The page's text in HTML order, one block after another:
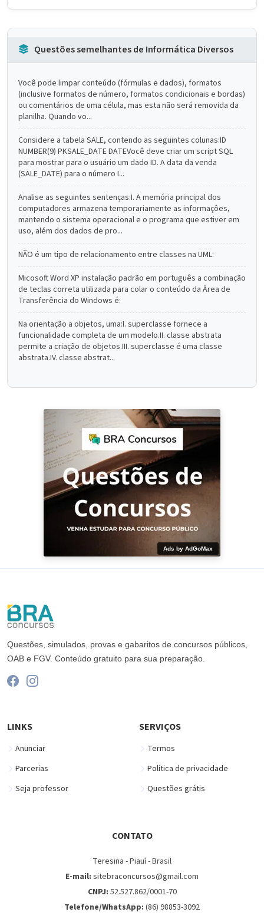
Questões semelhantes de Informática Diversos
Você pode limpar conteúdo (fórmulas e dados), formatos
(inclusive formatos de número, formatos condicionais e bordas)
ou comentários de uma célula, mas esta não será removida da
planilha. Quando vo...
Considere a tabela SALE, contendo as seguintes colunas:ID
NUMBER(9) PKSALE_DATE DATEVocê deve criar um script SQL
para mostrar para o usuário um dado ID. A data da venda
(SALE_DATE) para o número I...
Analise as seguintes sentenças:I. A memória principal dos
computadores armazena temporariamente as informaçôes,
mantendo o sistema operacional e o programa que estiver em
uso, além dos dados de pro...
NÃO é um tipo de relacionamento entre classes na UML:
Micosoft Word XP instalação padrão em português a combinação
de teclas correta utilizada para colar o conteúdo da Área de
Transferência do Windows é:
Na orientação a objetos, uma:I. superclasse fornece a
funcionalidade completa de um modelo.II. classe abstrata
permite a criação de objetos.III. superclasse é uma classe
abstrata.IV. classe abstrat...
Ads by AdGoMax
Questões, simulados, provas e gabaritos de concursos públicos,
OAB e FGV. Conteúdo gratuito para sua preparação.
LINKS
Anunciar
Parcerias
Seja professor
SERVIÇOS
Termos
Política de privacidade
Questões grátis
CONTATO
Teresina - Piauí - Brasil
E-mail: sitebraconcursos@gmail.com
CNPJ: 52.527.862/0001-70
Telefone/WhatsApp: (86) 98853-3092